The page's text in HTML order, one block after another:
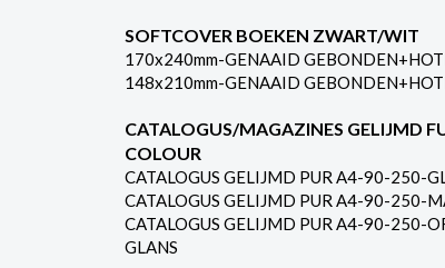
SOFTCOVER BOEKEN ZWART/WIT
170x240mm-GENAAID
148x210mm-GENAAID
CATALOGUS/MAGAZINES GELIJMD
COLOUR
CATALOGUS GELIJMD PUR A4-90-250-
CATALOGUS GELIJMD PUR A4-90-250-
CATALOGUS GELIJMD PUR A4-90-250-
GLANS